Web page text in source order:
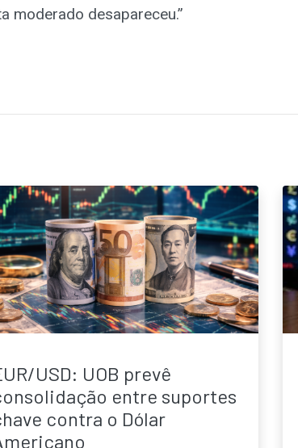
moderado desapareceu.”
USD: UOB prevê
entre suportes
contra o Dólar